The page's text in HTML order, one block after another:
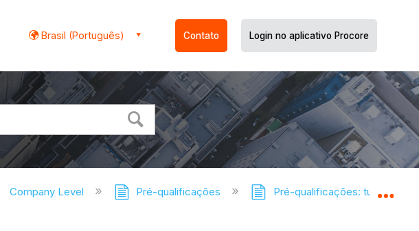
Brasil (Português) Contato Login no aplicativo Procore
Company Level Pré-qualificações Pré-qualificações: tutoriais